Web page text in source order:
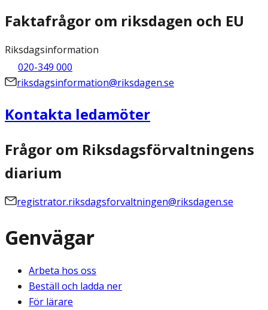
Faktafrågor om riksdagen och EU
Riksdagsinformation
020-349 000
riksdagsinformation@riksdagen.se
Kontakta ledamöter
Frågor om Riksdagsförvaltningens
diarium
registrator.riksdagsforvaltningen@riksdagen.se
Genvägar
Arbeta hos oss
Beställ och ladda ner
För lärare